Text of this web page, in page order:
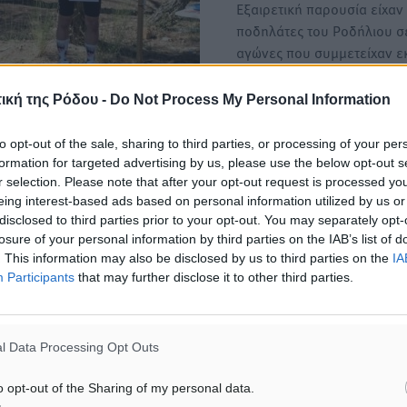
της Ρόδου - Do Not Process My Personal Information
opt-out of the sale, sharing to third parties, or processing of your
for targeted advertising by us, please use the below opt-out
selection. Please note that after your opt-out request is processed
interest-based ads based on personal information utilized by us
to third parties prior to your opt-out. You may separately
of your personal information by third parties on the IAB’s list of
This information may also be disclosed by us to third parties on the
Participants that may further disclose it to other third parties.
Data Processing Opt Outs
opt-out of the Sharing of my personal data.
μέσα στο περασμένο
συμμετείχε ο Ροδήλιος
σε ακόμα μία
να κατακτά μία
να κατακτά μια
Παναγιώτης
Εξαιρετική παρουσία
ποδηλάτες του Ροδήλιου
αγώνες που συμμετείχαν
Ροδήλιος: Διακρίσεις για
Με τον καλύτερο δυνατό
ξεκίνησε το 2025 για τον
Φωτεινόπουλο…